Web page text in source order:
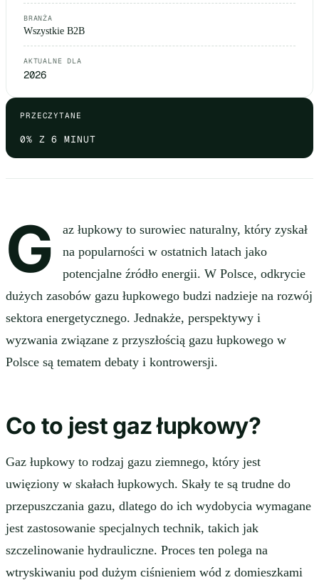
BRANŻA
Wszystkie B2B
AKTUALNE DLA
2026
PRZECZYTANE
0% Z 6 MINUT
G
az łupkowy to surowiec naturalny, który zyskał
na popularności w ostatnich latach jako
potencjalne źródło energii. W Polsce, odkrycie
dużych zasobów gazu łupkowego budzi nadzieje na rozwój
sektora energetycznego. Jednakże, perspektywy i
wyzwania związane z przyszłością gazu łupkowego w
Polsce są tematem debaty i kontrowersji.
Co to jest gaz łupkowy?
Gaz łupkowy to rodzaj gazu ziemnego, który jest
uwięziony w skałach łupkowych. Skały te są trudne do
przepuszczania gazu, dlatego do ich wydobycia wymagane
jest zastosowanie specjalnych technik, takich jak
szczelinowanie hydrauliczne. Proces ten polega na
wtryskiwaniu pod dużym ciśnieniem wód z domieszkami